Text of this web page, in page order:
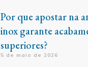
Por que apostar na
inox garante
superiores?
5 de maio de 2026